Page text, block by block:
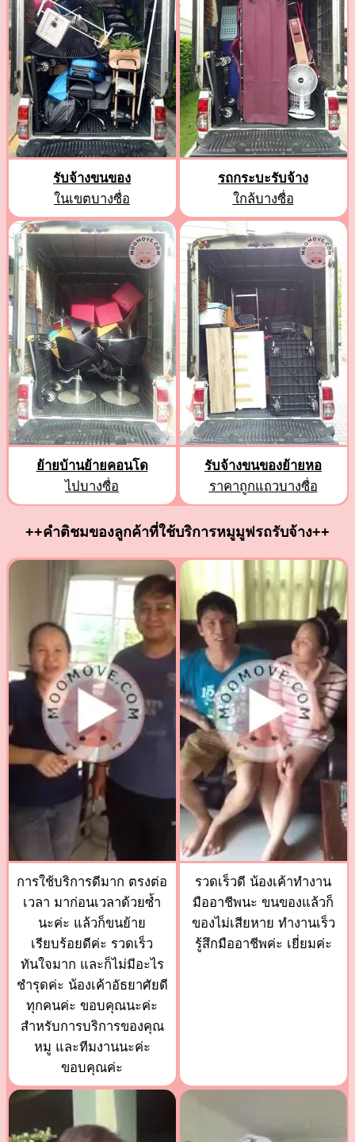
รับจ้างขนของ
ในเขตบางซื่อ
รถกระบะรับจ้าง
ใกล้บางซื่อ
ย้ายบ้านย้ายคอนโด
ไปบางซื่อ
รับจ้างขนของย้ายหอ
ราคาถูกแถวบางซื่อ
++คำติชมของลูกค้าที่ใช้บริการหมูมูฟรถรับจ้าง++
การใช้บริการดีมาก ตรงต่อ
เวลา มาก่อนเวลาด้วยซ้ำ
นะค่ะ แล้วก็ขนย้าย
เรียบร้อยดีค่ะ รวดเร็ว
ทันใจมาก และก็ไม่มีอะไร
ชำรุดค่ะ น้องเค้าอัธยาศัยดี
ทุกคนค่ะ ขอบคุณนะค่ะ
สำหรับการบริการของคุณ
หมู และทีมงานนะค่ะ
ขอบคุณค่ะ
รวดเร็วดี น้องเค้าทำงาน
มืออาชีพนะ ขนของแล้วก็
ของไม่เสียหาย ทำงานเร็ว
รู้สึกมืออาชีพค่ะ เยี่ยมค่ะ